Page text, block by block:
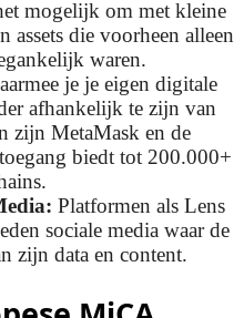
mogelijk om met kleine
assets die voorheen alleen
waren.
je je eigen digitale
afhankelijk te zijn van
zijn MetaMask en de
biedt tot 200.000+
Platformen als Lens
sociale media waar de
zijn data en content.